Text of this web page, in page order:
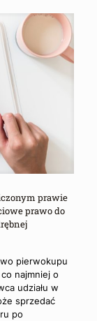
prawie
prawo do
pierwokupu
najmniej o
udziału w
sprzedać
po